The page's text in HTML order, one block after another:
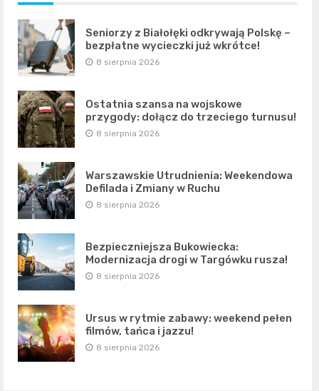
Seniorzy z Białołęki odkrywają Polskę –
bezpłatne wycieczki już wkrótce!
8 sierpnia 2026
Ostatnia szansa na wojskowe
przygody: dołącz do trzeciego turnusu!
8 sierpnia 2026
Warszawskie Utrudnienia: Weekendowa
Defilada i Zmiany w Ruchu
8 sierpnia 2026
Bezpieczniejsza Bukowiecka:
Modernizacja drogi w Targówku rusza!
8 sierpnia 2026
Ursus w rytmie zabawy: weekend pełen
filmów, tańca i jazzu!
8 sierpnia 2026